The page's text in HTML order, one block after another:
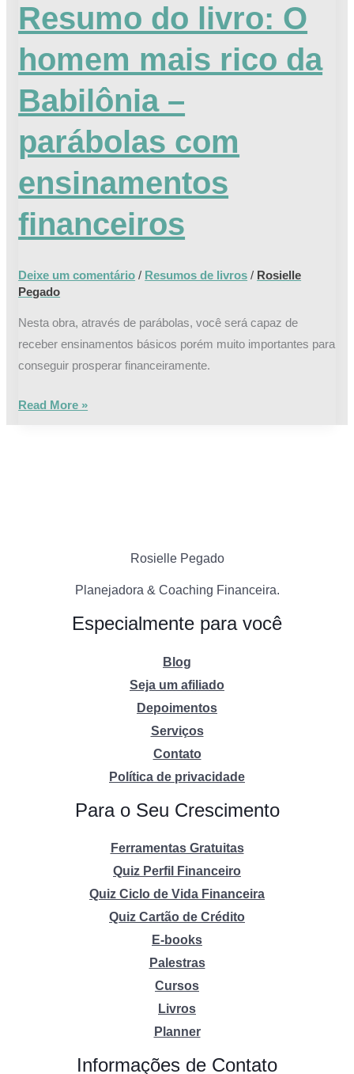
Resumo do livro: O
homem mais rico da
Babilônia –
parábolas com
ensinamentos
financeiros
Deixe um comentário / Resumos de livros / Rosielle
Pegado
Nesta obra, através de parábolas, você será capaz de
receber ensinamentos básicos porém muito importantes para
conseguir prosperar financeiramente.
com
ensinamentos
financeiros
Read More »
Rosielle Pegado
Planejadora & Coaching Financeira.
Especialmente para você
Blog
Seja um afiliado
Depoimentos
Serviços
Contato
Política de privacidade
Para o Seu Crescimento
Ferramentas Gratuitas
Quiz Perfil Financeiro
Quiz Ciclo de Vida Financeira
Quiz Cartão de Crédito
E-books
Palestras
Cursos
Livros
Planner
Informações de Contato